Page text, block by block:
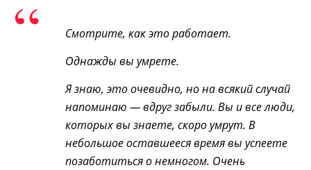
Смотрите, как это работает.
Однажды вы умрете.
Я знаю, это очевидно, но на всякий случай
напоминаю — вдруг забыли. Вы и все люди,
которых вы знаете, скоро умрут. В
небольшое оставшееся время вы успеете
позаботиться о немногом. Очень